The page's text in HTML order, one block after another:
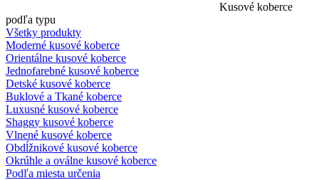
Kusové koberce
podľa typu
Všetky produkty
Moderné kusové koberce
Orientálne kusové koberce
Jednofarebné kusové koberce
Detské kusové koberce
Buklové a Tkané koberce
Luxusné kusové koberce
Shaggy kusové koberce
Vlnené kusové koberce
Obdĺžnikové kusové koberce
Okrúhle a oválne kusové koberce
Podľa miesta určenia